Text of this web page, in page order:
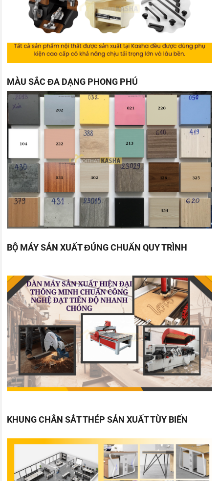
MÀU SẮC ĐA DẠNG PHONG PHÚ
BỘ MÁY SẢN XUẤT ĐÚNG CHUẨN QUY TRÌNH
KHUNG CHÂN SẮT THÉP SẢN XUẤT TÙY BIẾN